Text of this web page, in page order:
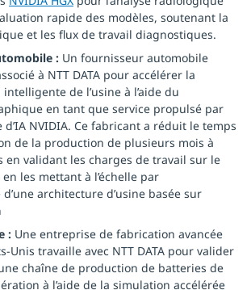
rapide des modèles, soutenant la
et les flux de travail diagnostiques.
: Un fournisseur automobile
à NTT DATA pour accélérer la
de l’usine à l’aide du
en tant que service propulsé par
d’IA NVIDIA. Ce fabricant a réduit le temps
de la production de plusieurs mois à
en validant les charges de travail sur le
les mettant à l’échelle par
architecture d’usine basée sur
: Une entreprise de fabrication avancée
Unis travaille avec NTT DATA pour valider
chaîne de production de batteries de
à l’aide de la simulation accélérée